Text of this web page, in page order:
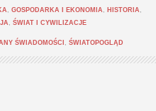
GOSPODARKA I EKONOMIA HISTORIA
ŚWIAT I CYWILIZACJE
ŚWIADOMOŚCI ŚWIATOPOGLĄD